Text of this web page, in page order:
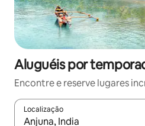
Aluguéis por
Encontre e reserve lugares
Localização
Quando os resultados